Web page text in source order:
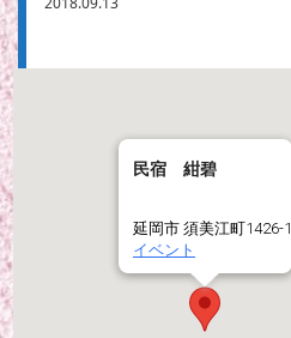
民宿 紺碧
延岡市 須美江町1426-1
イベント